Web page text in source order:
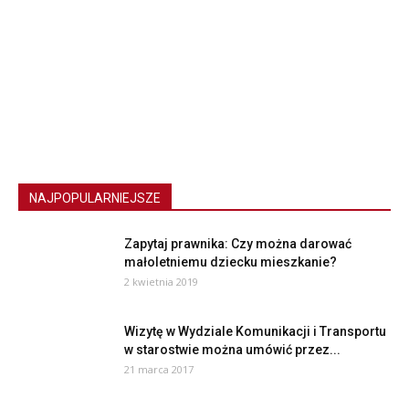
NAJPOPULARNIEJSZE
Zapytaj prawnika: Czy można darować
małoletniemu dziecku mieszkanie?
2 kwietnia 2019
Wizytę w Wydziale Komunikacji i Transportu
w starostwie można umówić przez...
21 marca 2017